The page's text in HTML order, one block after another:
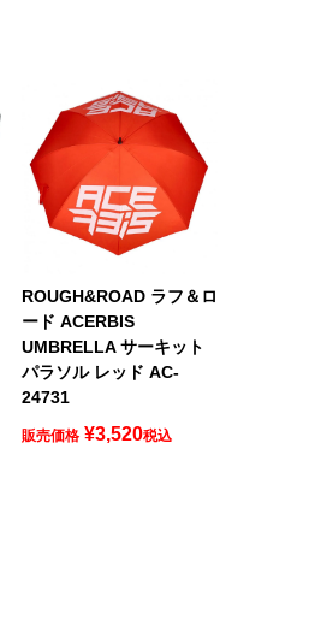
ROUGH&ROAD ラフ＆ロ
ード ACERBIS
UMBRELLA サーキット
パラソル レッド AC-
24731
販売価格 ¥3,520税込